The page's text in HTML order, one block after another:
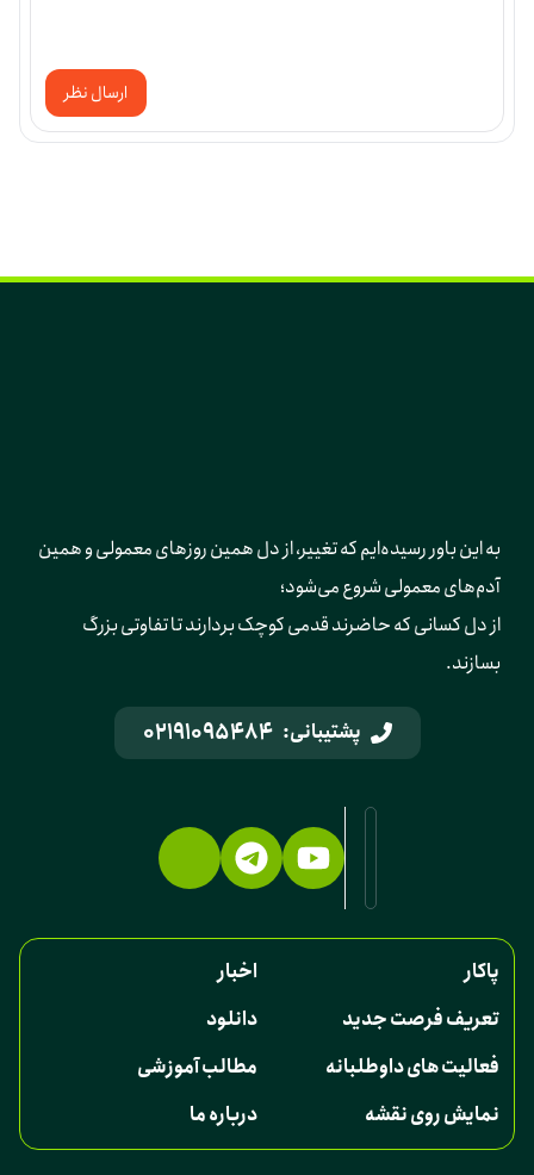
ارسال نظر
به این باور رسیده‌ایم که تغییر، از دل همین روزهای معمولی و همین
آدم‌های معمولی شروع می‌شود؛
از دل کسانی که حاضرند قدمی کوچک بردارند تا تفاوتی بزرگ
بسازند.
پشتیبانی: 02191095484
پاکار
اخبار
تعریف فرصت جدید
دانلود
فعالیت های داوطلبانه
مطالب آموزشی
نمایش روی نقشه
درباره ما